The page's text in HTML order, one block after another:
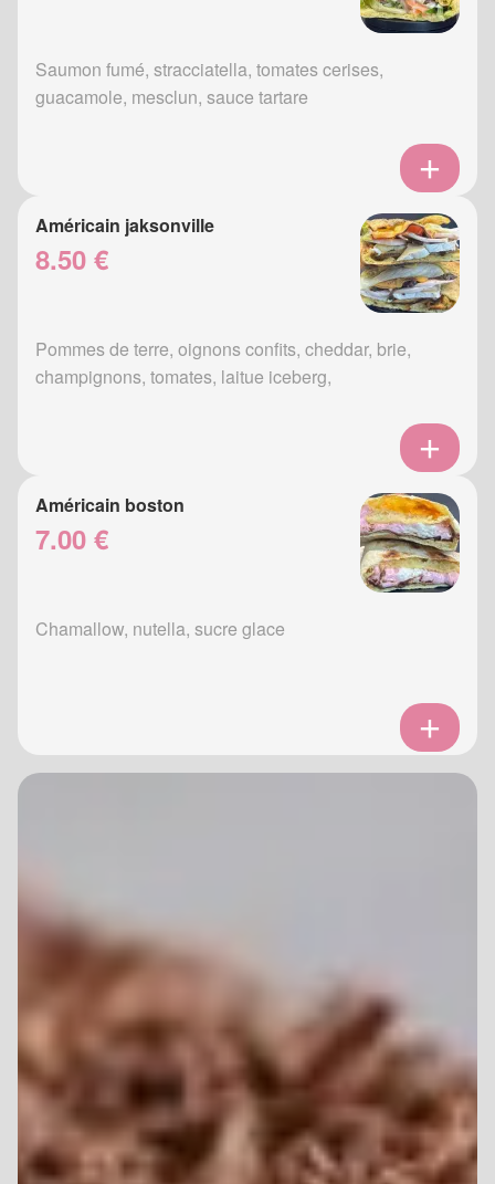
Saumon fumé, stracciatella, tomates cerises,
guacamole, mesclun, sauce tartare
Américain jaksonville
8.50 €
Pommes de terre, oignons confits, cheddar, brie,
champignons, tomates, laitue iceberg,
Américain boston
7.00 €
Chamallow, nutella, sucre glace